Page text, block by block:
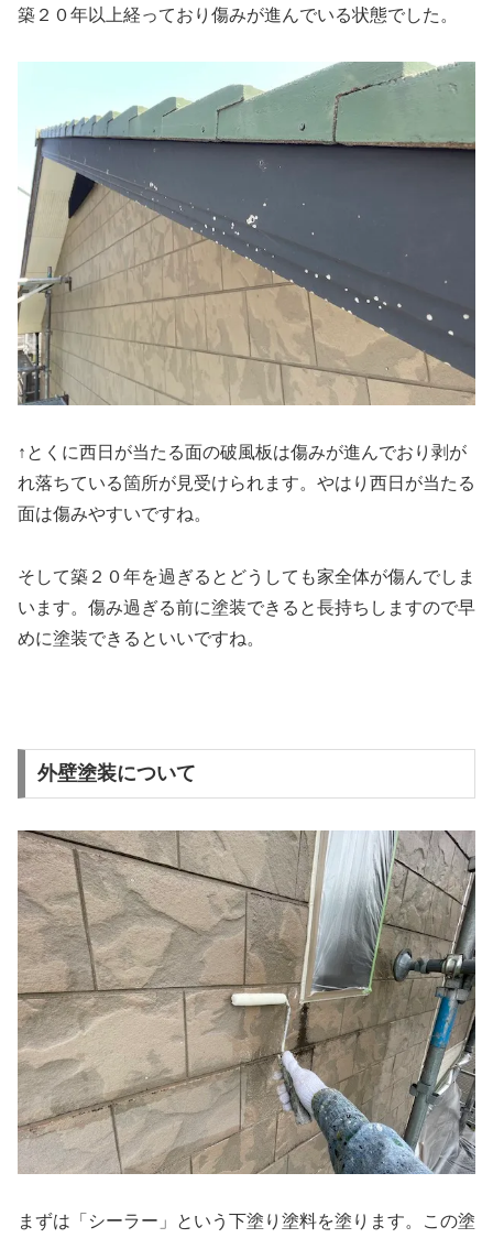
築２０年以上経っており傷みが進んでいる状態でした。
↑とくに西日が当たる面の破風板は傷みが進んでおり剥が
れ落ちている箇所が見受けられます。やはり西日が当たる
面は傷みやすいですね。
そして築２０年を過ぎるとどうしても家全体が傷んでしま
います。傷み過ぎる前に塗装できると長持ちしますので早
めに塗装できるといいですね。
外壁塗装について
まずは「シーラー」という下塗り塗料を塗ります。この塗